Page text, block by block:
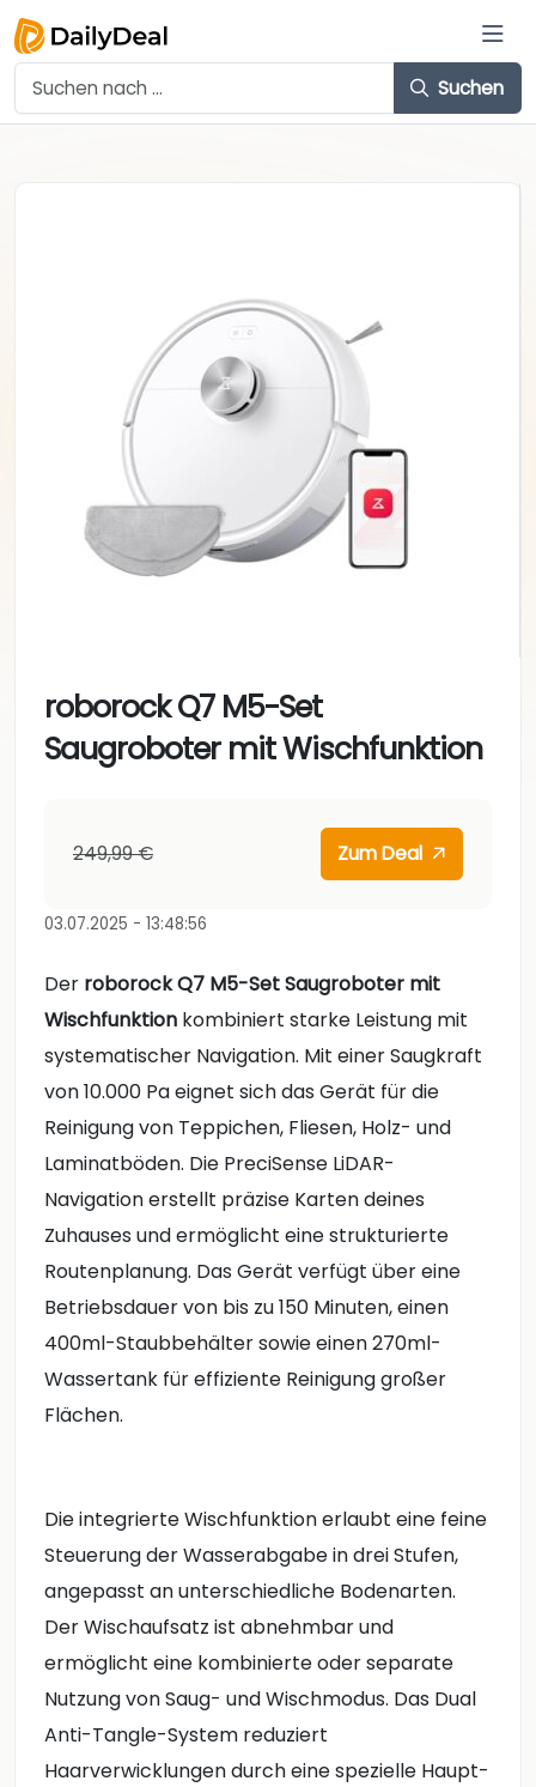
Suchen
roborock Q7 M5-Set
Saugroboter mit Wischfunktion
249,99 € Zum Deal
03.07.2025 - 13:48:56
Der roborock Q7 M5-Set Saugroboter mit
Wischfunktion kombiniert starke Leistung mit
systematischer Navigation. Mit einer Saugkraft
von 10.000 Pa eignet sich das Gerät für die
Reinigung von Teppichen, Fliesen, Holz- und
Laminatböden. Die PreciSense LiDAR-
Navigation erstellt präzise Karten deines
Zuhauses und ermöglicht eine strukturierte
Routenplanung. Das Gerät verfügt über eine
Betriebsdauer von bis zu 150 Minuten, einen
400ml-Staubbehälter sowie einen 270ml-
Wassertank für effiziente Reinigung großer
Flächen.
Die integrierte Wischfunktion erlaubt eine feine
Steuerung der Wasserabgabe in drei Stufen,
angepasst an unterschiedliche Bodenarten.
Der Wischaufsatz ist abnehmbar und
ermöglicht eine kombinierte oder separate
Nutzung von Saug- und Wischmodus. Das Dual
Anti-Tangle-System reduziert
Haarverwicklungen durch eine spezielle Haupt-